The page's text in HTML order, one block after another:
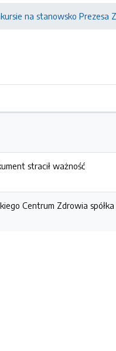
na stanowsko Prezesa
stracił ważność
Centrum Zdrowia